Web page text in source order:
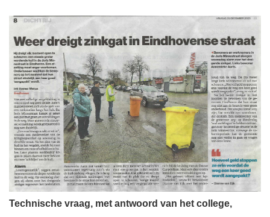
Technische vraag, met antwoord van het college,